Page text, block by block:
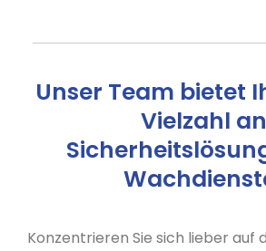
Unser Team bietet
Vielzahl an
Konzentrieren Sie sich lieber auf